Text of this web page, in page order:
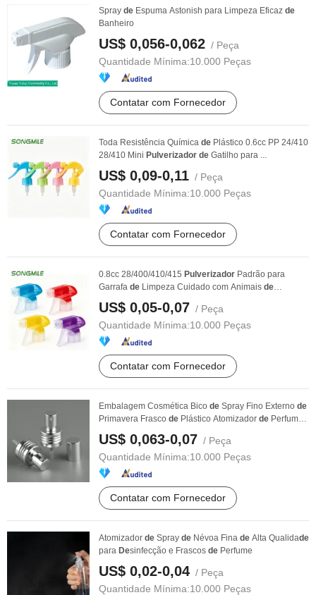
Spray de Espuma Astonish para Limpeza Eficaz de
Banheiro
US$ 0,056-0,062 / Peça
Quantidade Mínima:10.000 Peças
Contatar com Fornecedor
Toda Resistência Química de Plástico 0.6cc PP 24/410
28/410 Mini Pulverizador de Gatilho para ...
US$ 0,09-0,11 / Peça
Quantidade Mínima:10.000 Peças
Contatar com Fornecedor
0.8cc 28/400/410/415 Pulverizador Padrão para
Garrafa de Limpeza Cuidado com Animais de
Estimação
US$ 0,05-0,07 / Peça
Quantidade Mínima:10.000 Peças
Contatar com Fornecedor
Embalagem Cosmética Bico de Spray Fino Externo de
Primavera Frasco de Plástico Atomizador de Perfume
US$ 0,063-0,07 / Peça
Quantidade Mínima:10.000 Peças
Contatar com Fornecedor
Atomizador de Spray de Névoa Fina de Alta Qualidade
para Desinfecção e Frascos de Perfume
US$ 0,02-0,04 / Peça
Quantidade Mínima:10.000 Peças